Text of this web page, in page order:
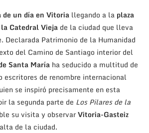
de un día en Vitoria llegando a la plaza
Catedral Vieja de la ciudad que lleva
Declarada Patrimonio de la Humanidad
del Camino de Santiago interior del
Santa María ha seducido a multitud de
escritores de renombre internacional
se inspiró precisamente en esta
la segunda parte de Los Pilares de la
su visita y observarVitoria-Gasteiz
de la ciudad.